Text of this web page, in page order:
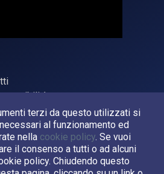
terzi da questo utilizzati si
al funzionamento ed
nella cookie policy. Se vuoi
il consenso a tutti o ad alcuni
policy. Chiudendo questo
2026. P.Iva 03638121008